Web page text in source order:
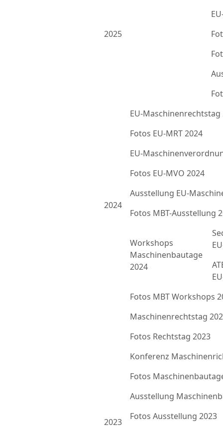
2025
2024
EU-Maschinenrechtstag
Fotos EU-MRT 2024
EU-
Fotos EU-MVO 2024
Ausstellung EU-
Fotos MBT-Ausstellung
Workshops
Maschinenbautage
2024
Fotos MBT Workshops
2023
Maschinenrechtstag
Fotos Rechtstag 2023
Konferenz
Fotos
Ausstellung
Fotos Ausstellung 2023